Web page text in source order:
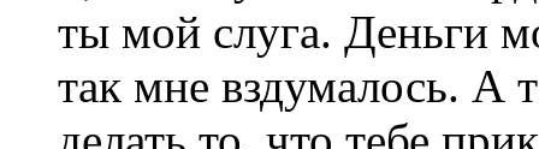
ты мой слуга. Деньги
так мне вздумалось. А